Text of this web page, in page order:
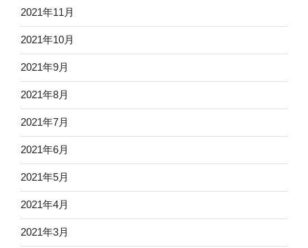
2021年11月
2021年10月
2021年9月
2021年8月
2021年7月
2021年6月
2021年5月
2021年4月
2021年3月